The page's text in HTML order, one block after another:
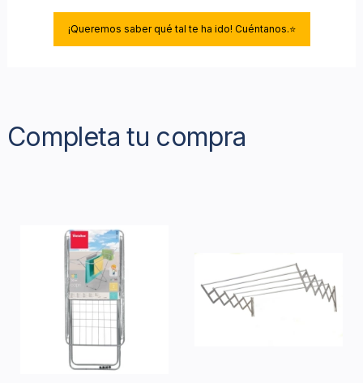
¡Queremos saber qué tal te ha ido! Cuéntanos.⭐
Completa tu compra